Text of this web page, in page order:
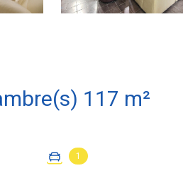
Duplex 4 pièce(s) 3 chambre(s) 117 m²
1